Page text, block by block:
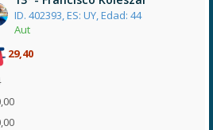
ID. 402393, ES: UY, Edad: 44
Aut
29,40